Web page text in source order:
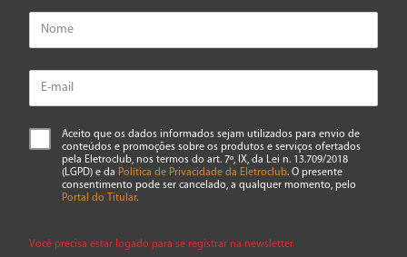
Aceito que os dados informados sejam utilizados para envio de
conteúdos e promoções sobre os produtos e serviços ofertados
pela Eletroclub, nos termos do art. 7º, IX, da Lei n. 13.709/2018
(LGPD) e da Política de Privacidade da Eletroclub. O presente
consentimento pode ser cancelado, a qualquer momento, pelo
Portal do Titular.
Você precisa estar logado para se registrar na newsletter